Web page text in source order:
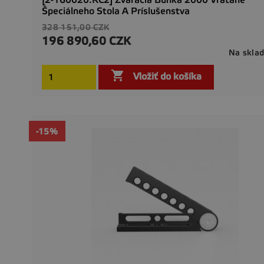
Špeciálneho Stola A Príslušenstva
Základná
cena
328 151,00 CZK
Cena
196 890,60 CZK
Na
 Vložiť do košíka
-15%